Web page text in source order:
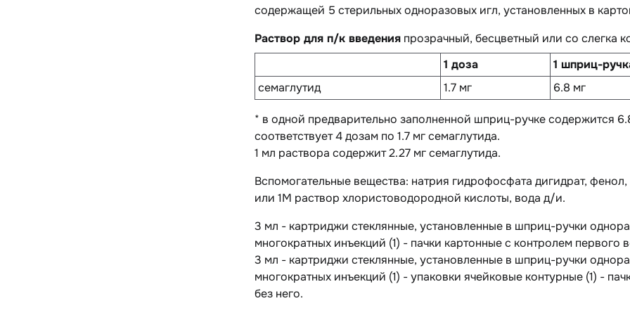
содержащей 5 стерильных одноразовых игл, установленных в
Раствор для п/к введения прозрачный, бесцветный или со слегка
1 доза
1 шприц-
семаглутид
1.7 мг 6.8 мг
* в одной предварительно заполненной шприц-ручке содержится
соответствует 4 дозам по 1.7 мг семаглутида.
1 мл раствора содержит 2.27 мг семаглутида.
Вспомогательные вещества: натрия гидрофосфата дигидрат,
или 1М раствор хлористоводородной кислоты, вода д/и.
3 мл - картриджи стеклянные, установленные в шприц-ручки
многократных инъекций (1) - пачки картонные с контролем первого
3 мл - картриджи стеклянные, установленные в шприц-ручки
многократных инъекций (1) - упаковки ячейковые контурные (1) -
без него.